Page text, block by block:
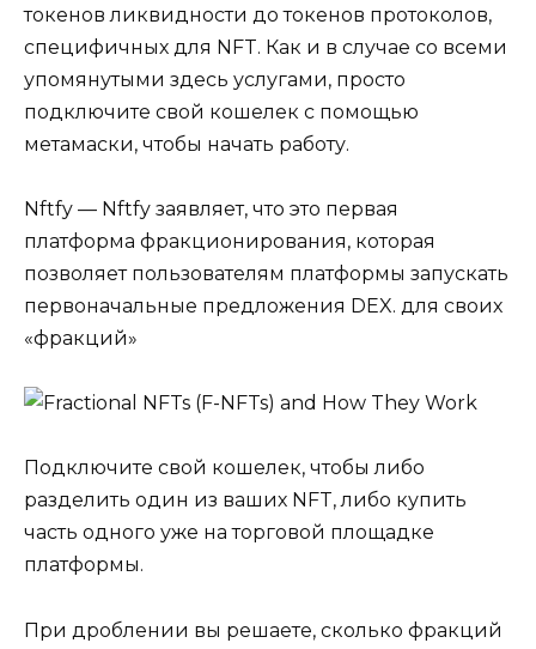
токенов ликвидности до токенов протоколов,
специфичных для NFT. Как и в случае со всеми
упомянутыми здесь услугами, просто
подключите свой кошелек с помощью
метамаски, чтобы начать работу.
Nftfy — Nftfy заявляет, что это первая
платформа фракционирования, которая
позволяет пользователям платформы запускать
первоначальные предложения DEX. для своих
«фракций»
Подключите свой кошелек, чтобы либо
разделить один из ваших NFT, либо купить
часть одного уже на торговой площадке
платформы.
При дроблении вы решаете, сколько фракций